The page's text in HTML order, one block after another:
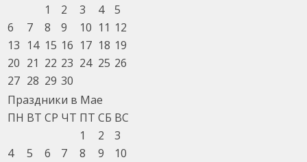
1
2 3 4
5
6
7 8 9 10 11 12
13 14 15 16 17 18 19
20 21 22 23 24 25 26
27 28 29 30
Праздники в Мае
ПН ВТ СР ЧТ ПТ СБ ВС
1
2
3
4
5 6 7 8 9
10